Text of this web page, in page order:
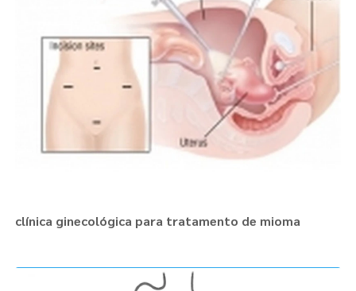
clínica ginecológica para tratamento de mioma